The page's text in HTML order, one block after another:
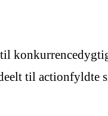
til actionfyldte